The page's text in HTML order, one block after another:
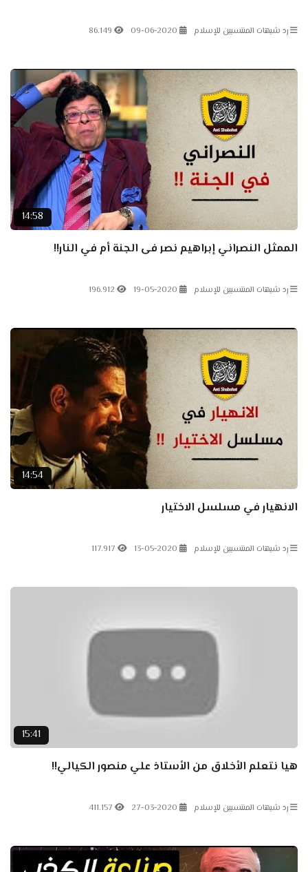
رد شبهات المنتسبين للإسلام 09-06-2020
86.149
14:58
الممثل النصراني إبراهيم نصر فى الجنة أم في النار!!
رد شبهات المنتسبين للإسلام 19-05-2020
196.912
14:54
الانهيار في مسلسل الاختيار
رد شبهات المنتسبين للإسلام 13-05-2020
117.917
15:41
هيا نتعلم الأخلاق من الأستاذ علي منصور الكيالي!!
رد شبهات المنتسبين للإسلام 27-03-2020
411.157